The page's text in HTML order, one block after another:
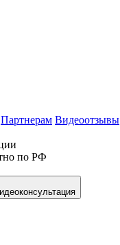
Партнерам Видеоотзывы
по РФ